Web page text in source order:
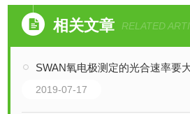
相关文章 RELATED
SWAN氧电极测定的光合速率要大
2019-07-17